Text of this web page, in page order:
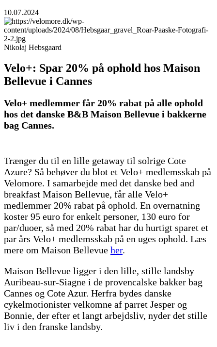
10.07.2024
Nikolaj Hebsgaard
Velo+: Spar 20% på ophold hos Maison
Bellevue i Cannes
Velo+ medlemmer får 20% rabat på alle ophold
hos det danske B&B Maison Bellevue i bakkerne
bag Cannes.
Trænger du til en lille getaway til solrige Cote
Azure? Så behøver du blot et Velo+ medlemsskab på
Velomore. I samarbejde med det danske bed and
breakfast Maison Bellevue, får alle Velo+
medlemmer 20% rabat på ophold. En overnatning
koster 95 euro for enkelt personer, 130 euro for
par/duoer, så med 20% rabat har du hurtigt sparet et
par års Velo+ medlemsskab på en uges ophold. Læs
mere om Maison Bellevue her.
Maison Bellevue ligger i den lille, stille landsby
Auribeau-sur-Siagne i de provencalske bakker bag
Cannes og Cote Azur. Herfra bydes danske
cykelmotionister velkomne af parret Jesper og
Bonnie, der efter et langt arbejdsliv, nyder det stille
liv i den franske landsby.